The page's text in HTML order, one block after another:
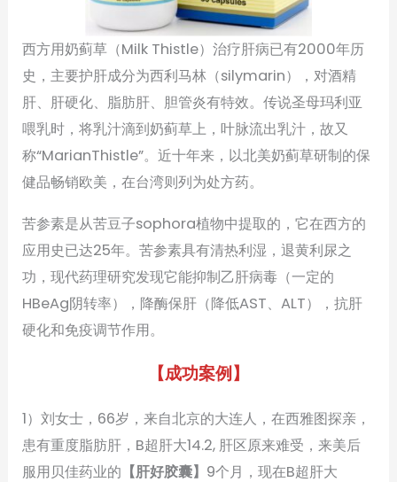
西方用奶蓟草（Milk Thistle）治疗肝病已有2000年历
史，主要护肝成分为西利马林（silymarin），对酒精
肝、肝硬化、脂肪肝、胆管炎有特效。传说圣母玛利亚
喂乳时，将乳汁滴到奶蓟草上，叶脉流出乳汁，故又
称“MarianThistle”。近十年来，以北美奶蓟草研制的保
健品畅销欧美，在台湾则列为处方药。
苦参素是从苦豆子sophora植物中提取的，它在西方的
应用史已达25年。苦参素具有清热利湿，退黄利尿之
功，现代药理研究发现它能抑制乙肝病毒（一定的
HBeAg阴转率），降酶保肝（降低AST、ALT），抗肝
硬化和免疫调节作用。
【成功案例】
1）刘女士，66岁，来自北京的大连人，在西雅图探亲，
患有重度脂肪肝，B超肝大14.2, 肝区原来难受，来美后
服用贝佳药业的 【肝好胶囊】 9个月，现在B超肝大